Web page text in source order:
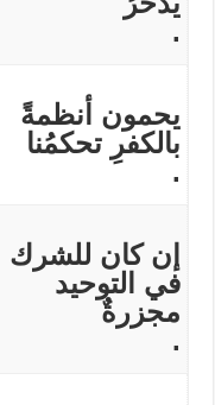
.
يحمون أنظمةً
بالكفرِ تحكمُنا
.
إن كان للشرك
في التوحيد
مجزرةٌ
.